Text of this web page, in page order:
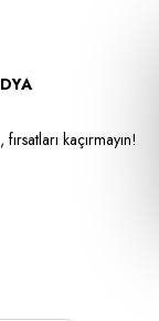
kaçırmayın!